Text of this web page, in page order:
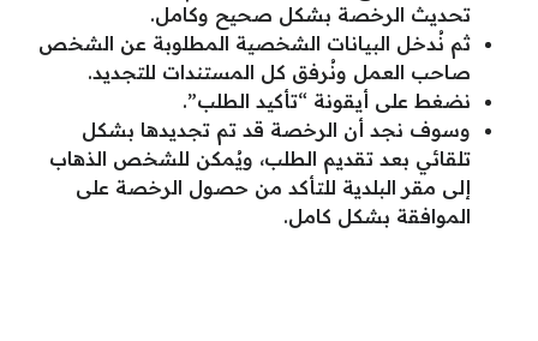
تحديث الرخصة بشكل صحيح وكامل.
ثم نُدخل البيانات الشخصية المطلوبة عن الشخص
صاحب العمل ونُرفق كل المستندات للتجديد.
نضغط على أيقونة “تأكيد الطلب”.
وسوف نجد أن الرخصة قد تم تجديدها بشكل
تلقائي بعد تقديم الطلب، ويُمكن للشخص الذهاب
إلى مقر البلدية للتأكد من حصول الرخصة على
الموافقة بشكل كامل.